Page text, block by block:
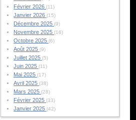
Février 2026(11)
Janvier 2026(15)
Décembre 2025(9)
Novembre 2025(16)
Octobre 2025(6)
Août 2025(9)
Juillet 2025(5)
Juin 2025(11)
Mai 2025(17)
Avril 2025(38)
Mars 2025(28)
Février 2025(33)
Janvier 2025(42)